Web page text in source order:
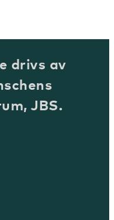
drivs av
JBS.